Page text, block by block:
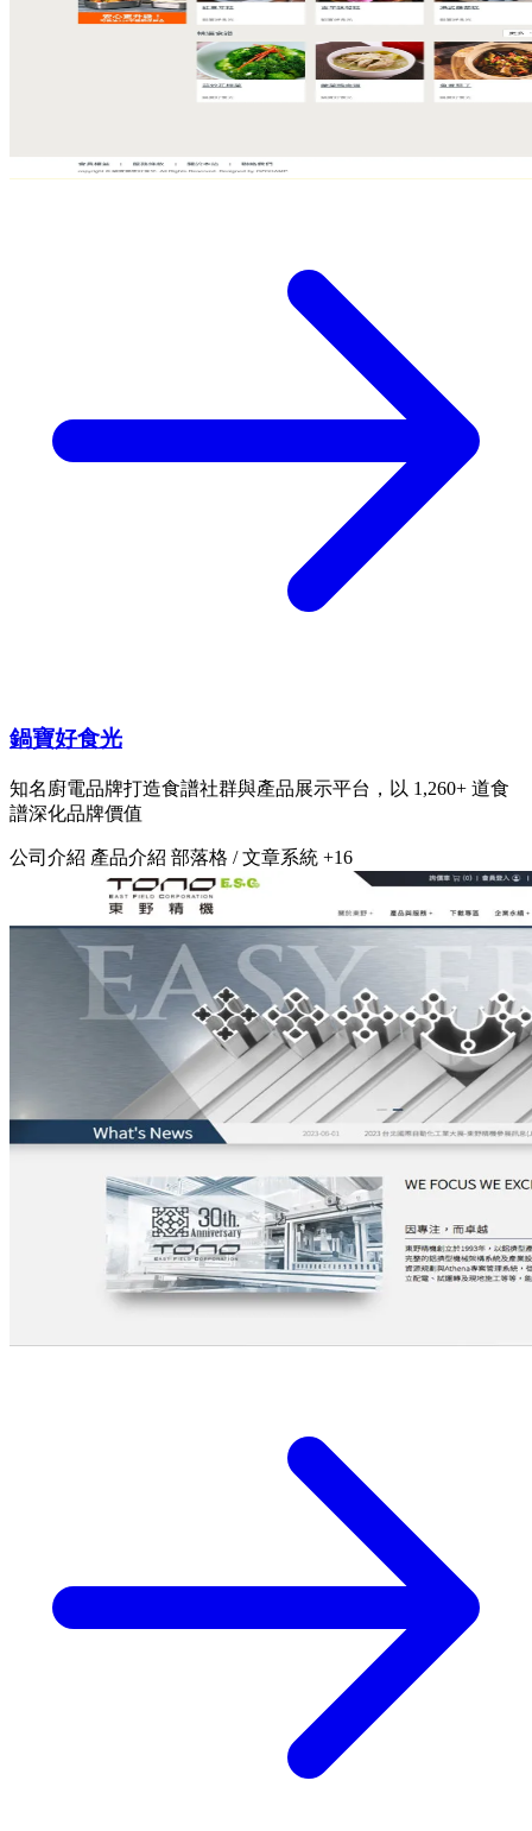
鍋寶好食光
知名廚電品牌打造食譜社群與產品展示平台，以 1,260+ 道食
譜深化品牌價值
公司介紹 產品介紹 部落格 / 文章系統 +16